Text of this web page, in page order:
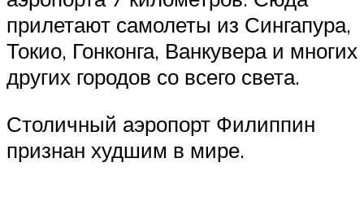
прилетают самолеты из Сингапура,
Токио, Гонконга, Ванкувера и многих
других городов со всего света.
Столичный аэропорт Филиппин
признан худшим в мире.